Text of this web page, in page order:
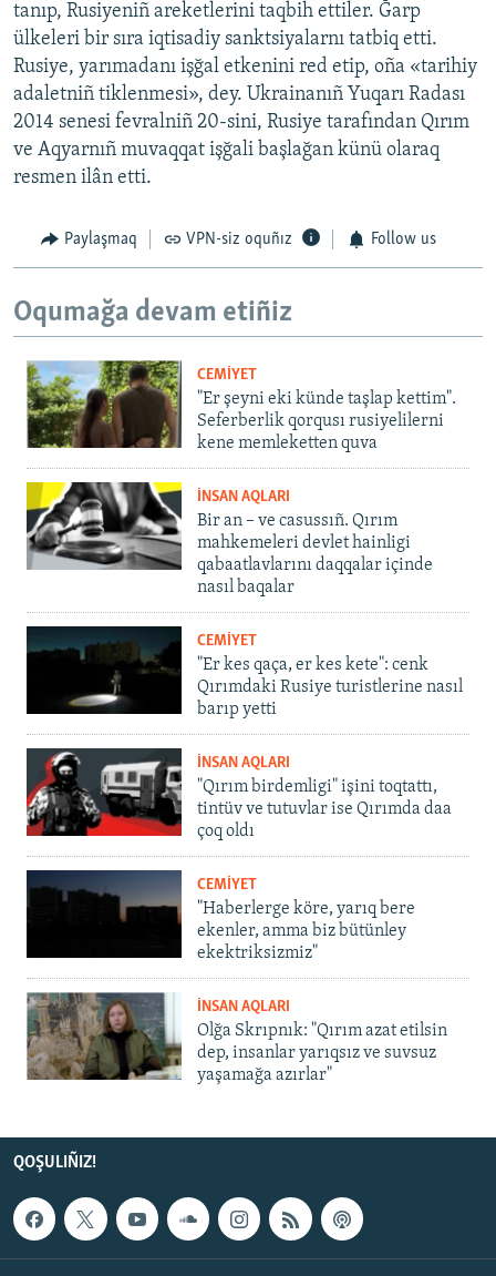
tanıp, Rusiyeniñ areketlerini taqbih ettiler. Ğarp
ülkeleri bir sıra iqtisadiy sanktsiyalarnı tatbiq etti.
Rusiye, yarımadanı işğal etkenini red etip, oña «tarihiy
adaletniñ tiklenmesi», dey. Ukrainanıñ Yuqarı Radası
2014 senesi fevralniñ 20-sini, Rusiye tarafından Qırım
ve Aqyarnıñ muvaqqat işğali başlağan künü olaraq
resmen ilân etti.
Paylaşmaq VPN-siz oquñız Follow us
Oqumağa devam etiñiz
CEMİYET
"Er şeyni eki künde taşlap kettim".
Seferberlik qorqusı rusiyelilerni
kene memleketten quva
İNSAN AQLARI
Bir an – ve casussıñ. Qırım
mahkemeleri devlet hainligi
qabaatlavlarını daqqalar içinde
nasıl baqalar
CEMİYET
"Er kes qaça, er kes kete": cenk
Qırımdaki Rusiye turistlerine nasıl
barıp yetti
İNSAN AQLARI
"Qırım birdemligi" işini toqtattı,
tintüv ve tutuvlar ise Qırımda daa
çoq oldı
CEMİYET
"Haberlerge köre, yarıq bere
ekenler, amma biz bütünley
ekektriksizmiz"
İNSAN AQLARI
Olğa Skrıpnık: "Qırım azat etilsin
dep, insanlar yarıqsız ve suvsuz
yaşamağa azırlar"
QOŞULIÑIZ!